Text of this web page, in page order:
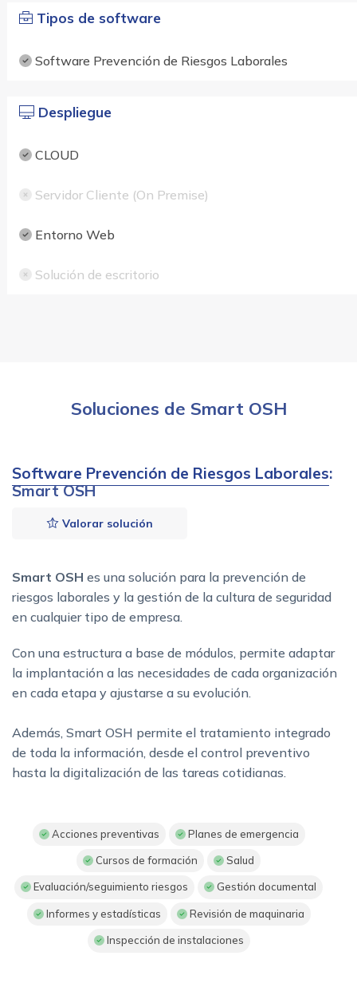
Tipos de software
Software Prevención de Riesgos Laborales
Despliegue
CLOUD
Servidor Cliente (On Premise)
Entorno Web
Solución de escritorio
Soluciones de Smart OSH
Software Prevención de Riesgos Laborales:
Smart OSH
Valorar solución
Smart OSH es una solución para la prevención de
riesgos laborales y la gestión de la cultura de seguridad
en cualquier tipo de empresa.
Con una estructura a base de módulos, permite adaptar
la implantación a las necesidades de cada organización
en cada etapa y ajustarse a su evolución.
Además, Smart OSH permite el tratamiento integrado
de toda la información, desde el control preventivo
hasta la digitalización de las tareas cotidianas.
Acciones preventivas Planes de emergencia
Cursos de formación Salud
Evaluación/seguimiento riesgos Gestión documental
Informes y estadísticas Revisión de maquinaria
Inspección de instalaciones